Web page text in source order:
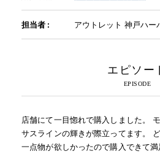
担当者 : アウトレット 神戸ハ
エピソー
店舗にて一目惚れで購入しました。
サスラインの輝きが際立ってます。
一点物が欲しかったので購入できて